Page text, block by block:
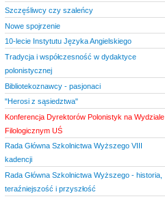
Szczęśliwcy czy szaleńcy
Nowe spojrzenie
10-lecie Instytutu Języka Angielskiego
Tradycja i współczesność w dydaktyce
polonistycznej
Bibliotekoznawcy - pasjonaci
"Herosi z sąsiedztwa"
Konferencja Dyrektorów Polonistyk na Wydziale
Filologicznym UŚ
Rada Główna Szkolnictwa Wyższego VIII
kadencji
Rada Główna Szkolnictwa Wyższego - historia,
teraźniejszość i przyszłość